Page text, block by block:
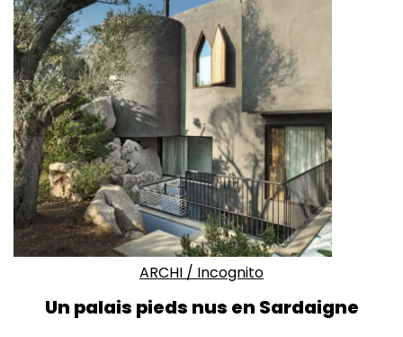
ARCHI / Incognito
Un palais pieds nus en Sardaigne